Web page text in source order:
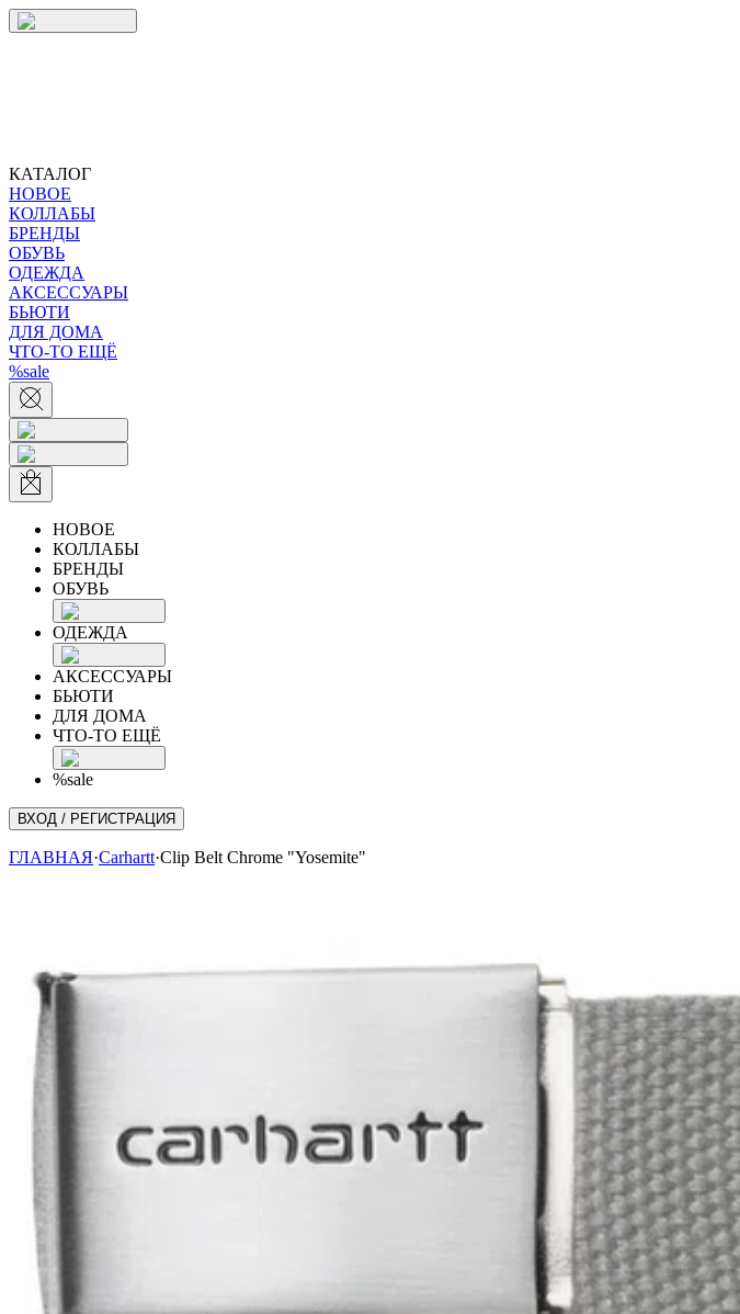
КАТАЛОГ
НОВОЕ
КОЛЛАБЫ
БРЕНДЫ
ОБУВЬ
ОДЕЖДА
АКСЕССУАРЫ
БЬЮТИ
ДЛЯ ДОМА
ЧТО-ТО ЕЩЁ
%sale
НОВОЕ
КОЛЛАБЫ
БРЕНДЫ
ОБУВЬ
ОДЕЖДА
АКСЕССУАРЫ
БЬЮТИ
ДЛЯ ДОМА
ЧТО-ТО ЕЩЁ
%sale
ВХОД / РЕГИСТРАЦИЯ
ГЛАВНАЯ·Carhartt·Clip Belt Chrome "Yosemite"